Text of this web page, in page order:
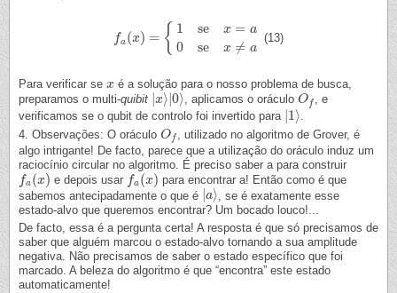
fa (x) = { 1 se x = a
0 se x ≠ a
fa( x)={ 1sex =a (13)
Para verificar se x
x é a solução para o nosso problema de busca,
preparamos o multi-quibit x⟩ 0⟩
x⟩| 0⟩ , aplicamos o oráculo O f
Of , e
verificamos se o qubit de controlo foi invertido para 1⟩
1⟩
4. Observações: O oráculo O f
Of
, utilizado no algoritmo de Grover, é
algo intrigante! De facto, parece que a utilização do oráculo induz um
raciocínio circular no algoritmo. É preciso saber a para construir
fa (x)
fa( x) e depois usar fa (x)
fa( x)
para encontrar a! Então como é que
sabemos antecipadamente o que é a⟩
a⟩
, se é exatamente esse
estado-alvo que queremos encontrar? Um bocado louco!...
De facto, essa é a pergunta certa! A resposta é que só precisamos de
saber que alguém marcou o estado-alvo tornando a sua amplitude
negativa. Não precisamos de saber o estado específico que foi
marcado. A beleza do algoritmo é que “encontra” este estado
automaticamente!